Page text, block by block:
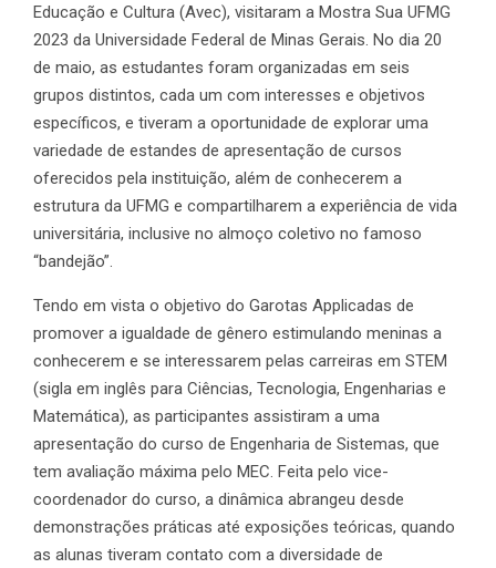
Educação e Cultura (Avec), visitaram a Mostra Sua UFMG
2023 da Universidade Federal de Minas Gerais. No dia 20
de maio, as estudantes foram organizadas em seis
grupos distintos, cada um com interesses e objetivos
específicos, e tiveram a oportunidade de explorar uma
variedade de estandes de apresentação de cursos
oferecidos pela instituição, além de conhecerem a
estrutura da UFMG e compartilharem a experiência de vida
universitária, inclusive no almoço coletivo no famoso
“bandejão”.
Tendo em vista o objetivo do Garotas Applicadas de
promover a igualdade de gênero estimulando meninas a
conhecerem e se interessarem pelas carreiras em STEM
(sigla em inglês para Ciências, Tecnologia, Engenharias e
Matemática), as participantes assistiram a uma
apresentação do curso de Engenharia de Sistemas, que
tem avaliação máxima pelo MEC. Feita pelo vice-
coordenador do curso, a dinâmica abrangeu desde
demonstrações práticas até exposições teóricas, quando
as alunas tiveram contato com a diversidade de